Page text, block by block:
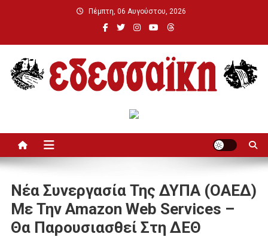
Πέμπτη, 06 Αυγούστου, 2026
Νέα Συνεργασία Της ΔΥΠΑ (ΟΑΕΔ)
Με Την Amazon Web Services –
Θα Παρουσιασθεί Στη ΔΕΘ